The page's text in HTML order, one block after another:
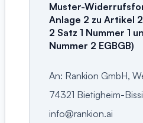
Muster-
Anlage 2 zu Artikel
2 Satz 1 Nummer 1
Nummer 2 EGBGB)
An: Rankion GmbH,
74321 Bietigheim-
info@rankion.ai